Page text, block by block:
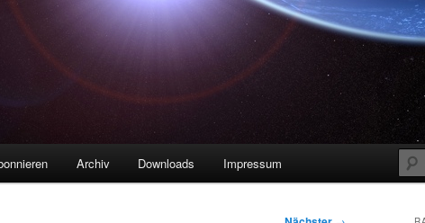
Archiv Downloads Impressum